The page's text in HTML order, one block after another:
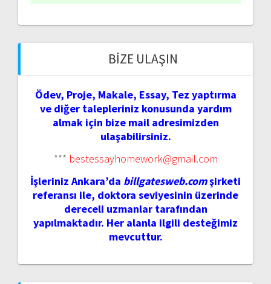
BIZE ULAŞIN
Ödev, Proje, Makale, Essay, Tez yaptırma
ve diğer talepleriniz konusunda yardım
almak için bize mail adresimizden
ulaşabilirsiniz.
*** bestessayhomework@gmail.com
İşleriniz Ankara’da billgatesweb.comşirketi
referansı ile, doktora seviyesinin üzerinde
dereceli uzmanlar tarafından
yapılmaktadır. Her alanla ilgili desteğimiz
mevcuttur.